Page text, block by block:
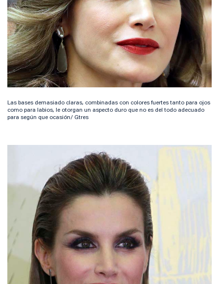
Las bases demasiado claras, combinadas con colores fuertes tanto para ojos
como para labios, le otorgan un aspecto duro que no es del todo adecuado
para según que ocasión/ Gtres